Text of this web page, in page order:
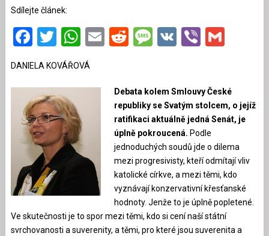
Sdílejte článek:
Facebook
Twitter
WhatsApp
EmailRedditMessage
VKViber
DANIELA KOVÁŘOVÁ
Debata kolem Smlouvy České
republiky se Svatým stolcem, o jejíž
ratifikaci aktuálně jedná Senát, je
úplně pokroucená. Podle
jednoduchých soudů jde o dilema
mezi progresivisty, kteří odmítají vliv
katolické církve, a mezi těmi, kdo
vyznávají konzervativní křesťanské
hodnoty. Jenže to je úplně popletené.
Ve skutečnosti je to spor mezi těmi, kdo si cení naší státní
svrchovanosti a suverenity, a těmi, pro které jsou suverenita a